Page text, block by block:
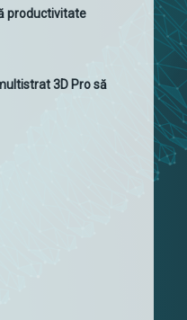
productivitate
3D Pro să